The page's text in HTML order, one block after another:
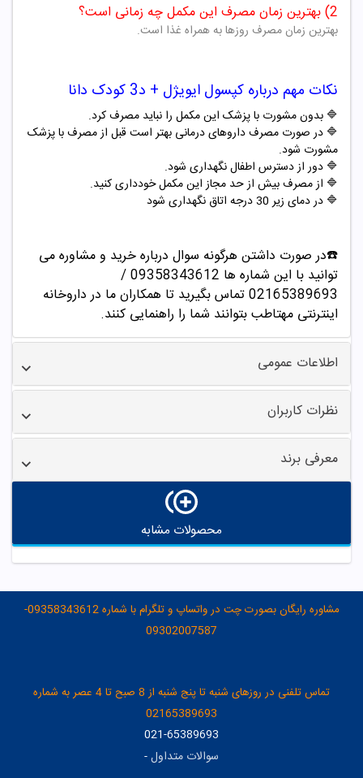
2) بهترین زمان مصرف این مکمل چه زمانی است؟
بهترین زمان مصرف روزها به همراه غذا است.
نکات مهم درباره کپسول ایویژل + د3 کودک دانا
🔷 بدون مشورت با پزشک این مکمل را نباید مصرف کرد.
🔷 در صورت مصرف داروهای درمانی بهتر است قبل از مصرف با پزشک
مشورت شود.
🔷 دور از دسترس اطفال نگهداری شود.
🔷 از مصرف بیش از حد مجاز این مکمل خودداری کنید.
🔷 در دمای زیر 30 درجه اتاق نگهداری شود
☎️در صورت داشتن هرگونه سوال درباره خرید و مشاوره می
توانید با این شماره ها 09358343612 /
02165389693تماس بگیرید تا همکاران ما در داروخانه
اینترنتی مهتاطب بتوانند شما را راهنمایی کنند.
اطلاعات عمومی
نظرات کاربران
معرفی برند
محصولات مشابه
مشاوره رایگان بصورت چت در واتساپ و تلگرام با شماره 09358343612-
09302007587
تماس تلفنی در روزهای شنبه تا پنج شنبه از 8 صبح تا 4 عصر به شماره
02165389693
021-65389693
سوالات متداول-